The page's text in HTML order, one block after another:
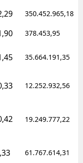
350.452.965,18
378.453,95
35.664.191,35
12.252.932,56
19.249.777,22
61.767.614,31